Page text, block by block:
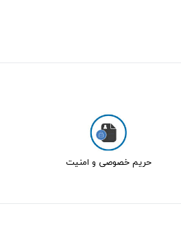
حریم خصوصی و امنیت